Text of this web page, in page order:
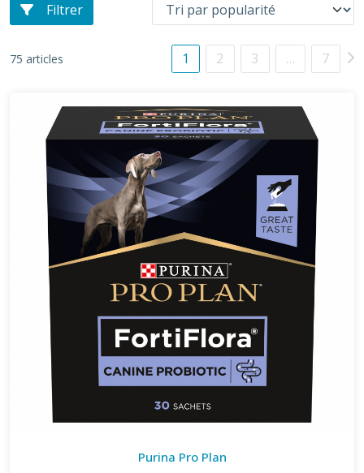
Filtrer
75 articles 1 2 3 … 7
Purina Pro Plan